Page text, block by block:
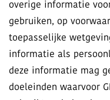
overige informatie
gebruiken, op
toepasselijke
informatie als
deze informatie mag
doeleinden waarvoor